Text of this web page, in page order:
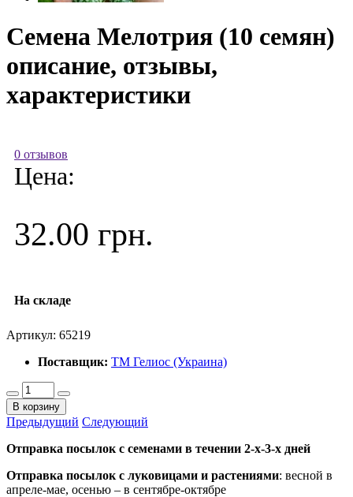
Семена Мелотрия (10 семян)
описание, отзывы,
характеристики
0 отзывов
Цена:
32.00 грн.
На складе
Артикул: 65219
Поставщик: ТМ Гелиос (Украина)
В корзину
Предыдущий Следующий
Отправка посылок с семенами в течении 2-х-3-х дней
Отправка посылок с луковицами и растениями: весной в
апреле-мае, осенью – в сентябре-октябре